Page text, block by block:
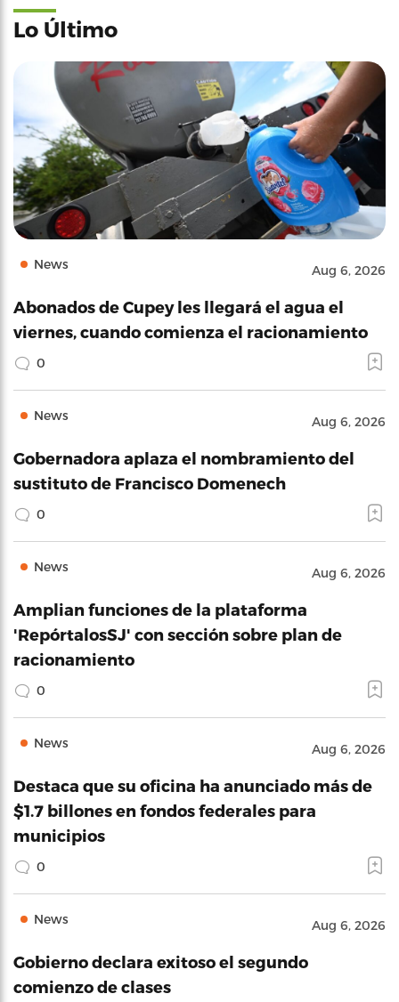
Lo Último
News Aug 6, 2026
Abonados de Cupey les llegará el agua el
viernes, cuando comienza el racionamiento
0
News Aug 6, 2026
Gobernadora aplaza el nombramiento del
sustituto de Francisco Domenech
0
News Aug 6, 2026
Amplian funciones de la plataforma
'RepórtalosSJ' con sección sobre plan de
racionamiento
0
News Aug 6, 2026
Destaca que su oficina ha anunciado más de
$1.7 billones en fondos federales para
municipios
0
News Aug 6, 2026
Gobierno declara exitoso el segundo
comienzo de clases